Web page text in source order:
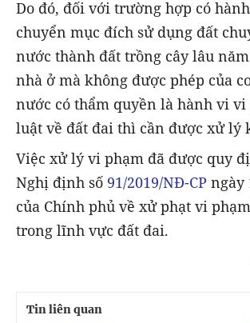
Do đó, đối với trường hợp có
chuyển mục đích sử dụng đất
nước thành đất trồng cây lâu
nhà ở mà không được phép của
nước có thẩm quyền là hành vi vi
luật về đất đai thì cần được xử lý
Việc xử lý vi phạm đã được quy
Nghị định số 91/2019/NĐ-CP ngày
của Chính phủ về xử phạt vi
trong lĩnh vực đất đai.
Tin liên quan